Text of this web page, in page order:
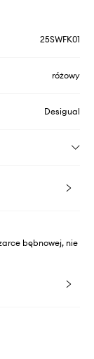
25SWFK01
różowy
Desigual
bębnowej, nie